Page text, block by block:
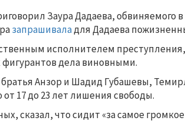
Заура Дадаева, обвиняемого
запрашиваладля Дадаева
исполнителем
дела виновными.
Анзор и Шадид Губашевы,
17 до 23 лет лишения свободы.
сказал, что сидит «за самое